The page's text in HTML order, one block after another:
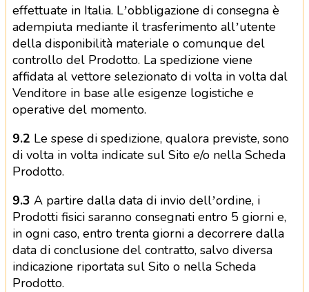
effettuate in Italia. L’obbligazione di consegna è
adempiuta mediante il trasferimento all’utente
della disponibilità materiale o comunque del
controllo del Prodotto. La spedizione viene
affidata al vettore selezionato di volta in volta dal
Venditore in base alle esigenze logistiche e
operative del momento.
9.2 Le spese di spedizione, qualora previste, sono
di volta in volta indicate sul Sito e/o nella Scheda
Prodotto.
9.3 A partire dalla data di invio dell’ordine, i
Prodotti fisici saranno consegnati entro 5 giorni e,
in ogni caso, entro trenta giorni a decorrere dalla
data di conclusione del contratto, salvo diversa
indicazione riportata sul Sito o nella Scheda
Prodotto.